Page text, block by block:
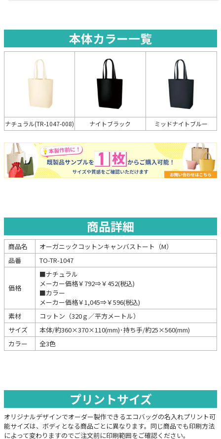
本体カラー一覧
ナチュラル(TR-1047-008) ナイトブラック ミッドナイトブルー
商品詳細
商品名
オーガニックコットンキャンバストート（M）
品番
TO-TR-1047
価格
■ナチュラル
メーカー価格￥792⇒￥452(税込)
■カラー
メーカー価格￥1,045⇒￥596(税込)
素材
コットン（320ｇ／平方メートル）
サイズ
本体/約360×370×110(mm)･持ち手/約25×560(mm)
カラー
全3色
プリントサイズ
オリジナルデザインでオーダー製作できるエコバッグの名入れプリント可
能サイズは、ボディとなる商品ごとに異なります。同じ商品でも印刷方法
によって変わりますのでご注文前に印刷範囲をご確認ください。